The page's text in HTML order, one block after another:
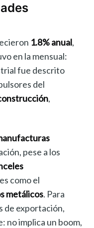
1.8% anual,
en la mensual:
fue descrito
del
,
pese a los
como el
metálicos. Para
de exportación,
no implica un boom,